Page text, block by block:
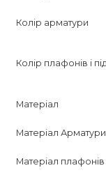
Гарантія на дану
надійність і
Воно стане
Зверніть увагу
Колір арматури
Колір плафонів і
Матеріал
Матеріал Арматури
Матеріал плафонів